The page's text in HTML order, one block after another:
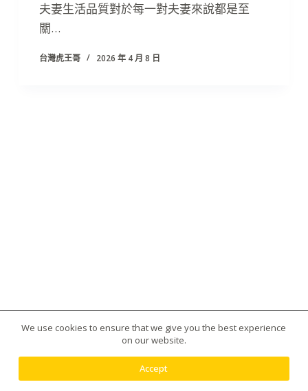
夫妻生活品質對於每一對夫妻來說都是至
關…
台灣虎王哥 2026 年 4 月 8 日
版權所有 © 2026 台灣虎王藥局|犀利士|威而鋼|日本藤
We use cookies to ensure that we give you the best experience
on our website.
Accept